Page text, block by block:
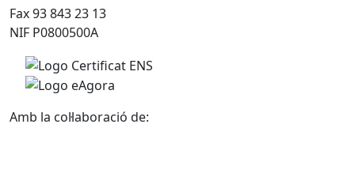
Fax 93 843 23 13
NIF P0800500A
Amb la col·laboració de: